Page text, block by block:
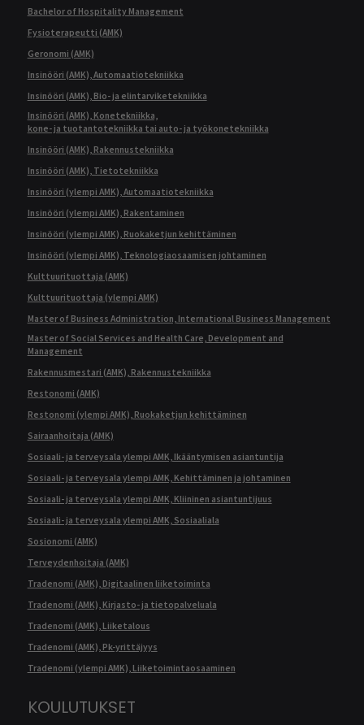
Bachelor of Hospitality Management
Fysioterapeutti (AMK)
Geronomi (AMK)
Insinööri (AMK), Automaatiotekniikka
Insinööri (AMK), Bio- ja elintarviketekniikka
Insinööri (AMK), Konetekniikka,
kone- ja tuotantotekniikka tai auto- ja työkonetekniikka
Insinööri (AMK), Rakennustekniikka
Insinööri (AMK), Tietotekniikka
Insinööri (ylempi AMK), Automaatiotekniikka
Insinööri (ylempi AMK), Rakentaminen
Insinööri (ylempi AMK), Ruokaketjun kehittäminen
Insinööri (ylempi AMK), Teknologiaosaamisen johtaminen
Kulttuurituottaja (AMK)
Kulttuurituottaja (ylempi AMK)
Master of Business Administration, International Business Management
Master of Social Services and Health Care, Development and
Management
Rakennusmestari (AMK), Rakennustekniikka
Restonomi (AMK)
Restonomi (ylempi AMK), Ruokaketjun kehittäminen
Sairaanhoitaja (AMK)
Sosiaali- ja terveysala ylempi AMK, Ikääntymisen asiantuntija
Sosiaali- ja terveysala ylempi AMK, Kehittäminen ja johtaminen
Sosiaali- ja terveysala ylempi AMK, Kliininen asiantuntijuus
Sosiaali- ja terveysala ylempi AMK, Sosiaaliala
Sosionomi (AMK)
Terveydenhoitaja (AMK)
Tradenomi (AMK), Digitaalinen liiketoiminta
Tradenomi (AMK), Kirjasto- ja tietopalveluala
Tradenomi (AMK), Liiketalous
Tradenomi (AMK), Pk-yrittäjyys
Tradenomi (ylempi AMK), Liiketoimintaosaaminen
KOULUTUKSET